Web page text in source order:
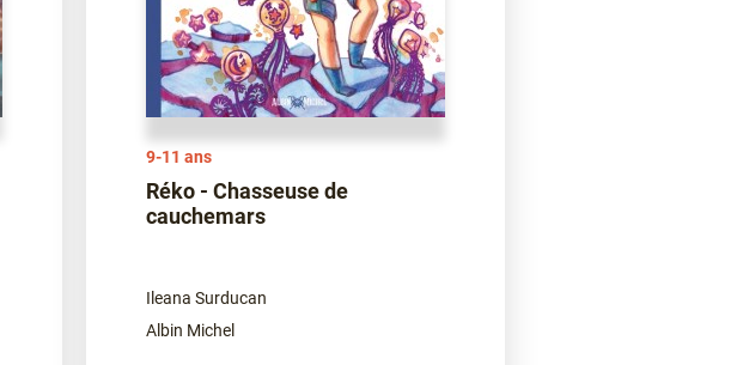
9-11 ans
Réko - Chasseuse de
cauchemars
Ileana Surducan
Albin Michel